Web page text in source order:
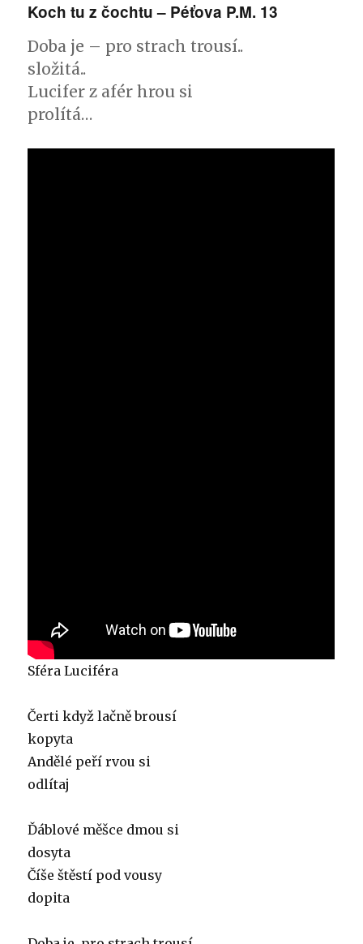
Vhod
zpod
břízek
Péťova
M.P.
Koch tu z čochtu – Péťova P.M. 13
Doba je – pro strach trousí..
složitá..
Lucifer z afér hrou si
prolítá…
Sféra Luciféra
Čerti když lačně brousí
kopyta
Andělé peří rvou si
odlítaj
Ďáblové měšce dmou si
dosyta
Číše štěstí pod vousy
dopita